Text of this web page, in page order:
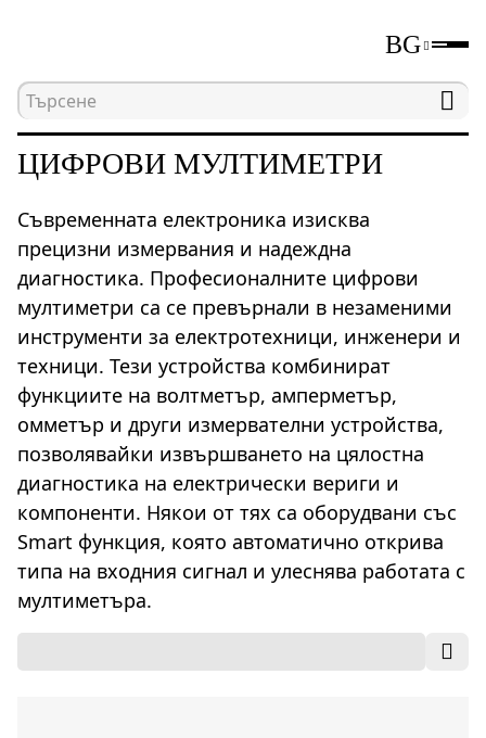
BG
Начална страница Електрически
ЦИФРОВИ МУЛТИМЕТРИ
Съвременната електроника изисква
прецизни измервания и надеждна
диагностика. Професионалните цифрови
мултиметри са се превърнали в незаменими
инструменти за електротехници, инженери и
техници. Тези устройства комбинират
функциите на волтметър, амперметър,
омметър и други измервателни устройства,
позволявайки извършването на цялостна
диагностика на електрически вериги и
компоненти. Някои от тях са оборудвани със
Smart функция, която автоматично открива
типа на входния сигнал и улеснява работата с
мултиметъра.